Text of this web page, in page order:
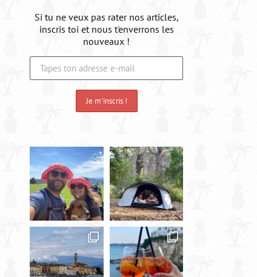
Si tu ne veux pas rater nos articles,
inscris toi et nous t'enverrons les
nouveaux !